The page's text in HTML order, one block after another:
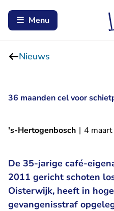
Menu
Nieuws
36 maanden cel voor
's-Hertogenbosch | 4
De 35-jarige café-
2011 gericht schoten
Oisterwijk, heeft in
gevangenisstraf